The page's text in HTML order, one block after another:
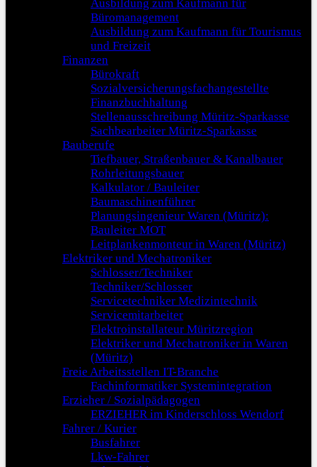
Ausbildung zum Kaufmann für
Büromanagement
Ausbildung zum Kaufmann für Tourismus
und Freizeit
Finanzen
Bürokraft
Sozialversicherungsfachangestellte
Finanzbuchhaltung
Stellenausschreibung Müritz-Sparkasse
Sachbearbeiter Müritz-Sparkasse
Bauberufe
Tiefbauer, Straßenbauer & Kanalbauer
Rohrleitungsbauer
Kalkulator / Bauleiter
Baumaschinenführer
Planungsingenieur Waren (Müritz):
Bauleiter MOT
Leitplankenmonteur in Waren (Müritz)
Elektriker und Mechatroniker
Schlosser/Techniker
Techniker/Schlosser
Servicetechniker Medizintechnik
Servicemitarbeiter
Elektroinstallateur Müritzregion
Elektriker und Mechatroniker in Waren
(Müritz)
Freie Arbeitsstellen IT-Branche
Fachinformatiker Systemintegration
Erzieher / Sozialpädagogen
ERZIEHER im Kinderschloss Wendorf
Fahrer / Kurier
Busfahrer
Lkw-Fahrer